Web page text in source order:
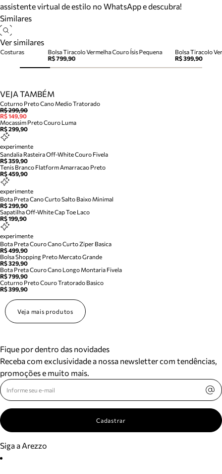
assistente virtual de estilo no WhatsApp e descubra!
Similares
Ver similares
Bolsa Tiracolo Vermelha Couro Ísis Pequena
R$ 799,90
Bolsa Tiracolo
R$ 399,90
VEJA TAMBÉM
Coturno Preto Cano Medio Tratorado
R$ 299,90
R$ 149,90
Mocassim Preto Couro Luma
R$ 299,90
experimente
Sandalia Rasteira Off-White Couro Fivela
R$ 359,90
Tenis Branco Flatform Amarracao Preto
R$ 459,90
experimente
Bota Preta Cano Curto Salto Baixo Minimal
R$ 299,90
Sapatilha Off-White Cap Toe Laco
R$ 199,90
experimente
Bota Preta Couro Cano Curto Ziper Basica
R$ 499,90
Bolsa Shopping Preto Mercato Grande
R$ 329,90
Bota Preta Couro Cano Longo Montaria Fivela
R$ 799,90
Coturno Preto Couro Tratorado Basico
R$ 399,90
Veja mais produtos
Fique por dentro das novidades
Receba com exclusividade a nossa newsletter com tendências,
promoções e muito mais.
Cadastrar
Siga a Arezzo